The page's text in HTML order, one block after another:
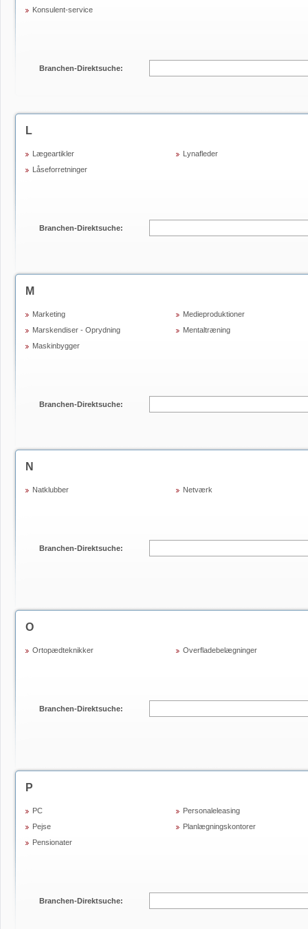
Konsulent-service
Branchen-Direktsuche:
L
Lægeartikler
Låseforretninger
Lynafleder
Branchen-Direktsuche:
M
Marketing
Marskendiser - Oprydning
Maskinbygger
Medieproduktioner
Mentaltræning
Branchen-Direktsuche:
N
Natklubber Netværk
Branchen-Direktsuche:
O
Ortopædteknikker Overfladebelægninger
Branchen-Direktsuche:
P
PC
Pejse
Pensionater
Personaleleasing
Planlægningskontorer
Branchen-Direktsuche: